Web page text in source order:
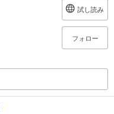
試し読み
フォロー